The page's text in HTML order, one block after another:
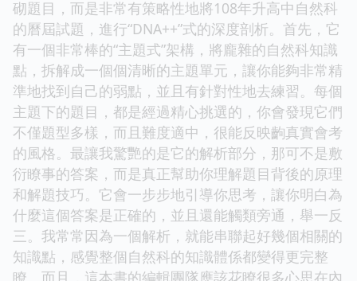
砌題目，而是非常有策略性地將108年升高中自然科
的曆屆試題，進行“DNA++”式的深度剖析。首先，它
有一個非常棒的“主題式”架構，將龐雜的自然科知識
點，拆解成一個個清晰的主題單元，讓你能夠非常精
準地找到自己的弱點，並且有針對性地去練習。每個
主題下的題目，都是經過精心挑選的，你會發現它們
不僅題型多樣，而且難度適中，很能反映齣真實會考
的風格。最讓我驚艷的是它的解析部分，那可不是敷
衍瞭事的答案，而是真正幫助你理解題目背後的原理
和解題技巧。它會一步步地引導你思考，讓你明白為
什麼這個答案是正確的，並且還能觸類旁通，舉一反
三。我常常因為一個解析，就能串聯起好幾個相關的
知識點，感覺整個自然科的知識體係都變得更完整
瞭。而且，這本書的編輯團隊應該花瞭很多心思在內